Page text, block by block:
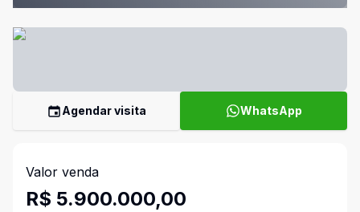
Agendar visita WhatsApp
Valor venda
R$ 5.900.000,00